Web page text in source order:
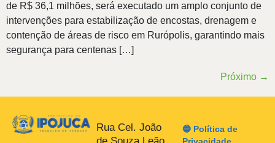
de R$ 36,1 milhões, será executado um amplo conjunto de
intervenções para estabilização de encostas, drenagem e
contenção de áreas de risco em Rurópolis, garantindo mais
segurança para centenas […]
Próximo →
Rua Cel. João
🔵 Política de